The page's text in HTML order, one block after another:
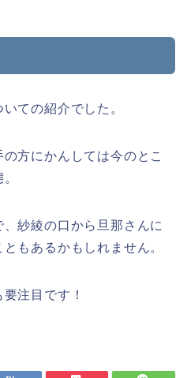
ての紹介でした。
方にかんしては今のとこ
紗綾の口から旦那さんに
もあるかもしれません。
注目です！